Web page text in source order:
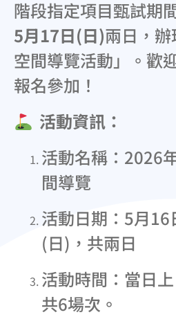
階段指定項目甄試期
5月17日(日)兩日，
空間導覽活動」。歡
報名參加！
活動資訊：
活動名稱：2026
間導覽
活動日期：5月
(日)，共兩日
活動時間：當日
共6場次。